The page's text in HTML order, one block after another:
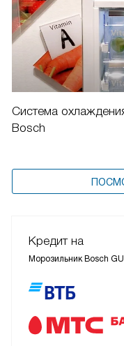
Система
Bosch
Кредит на
Морозильник Bosch